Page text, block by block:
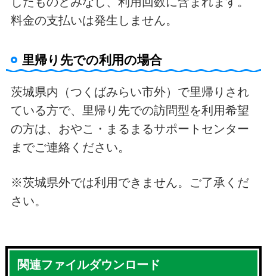
料金の支払いは発生しません。
里帰り先での利用の場合
茨城県内（つくばみらい市外）で里帰りされ
ている方で、里帰り先での訪問型を利用希望
の方は、おやこ・まるまるサポートセンター
までご連絡ください。
※茨城県外では利用できません。ご了承くだ
さい。
関連ファイルダウンロード